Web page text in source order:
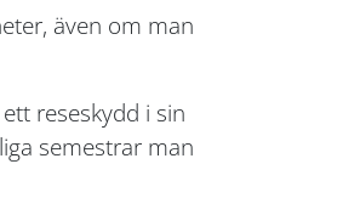
även om man
reseskydd i sin
semestrar man